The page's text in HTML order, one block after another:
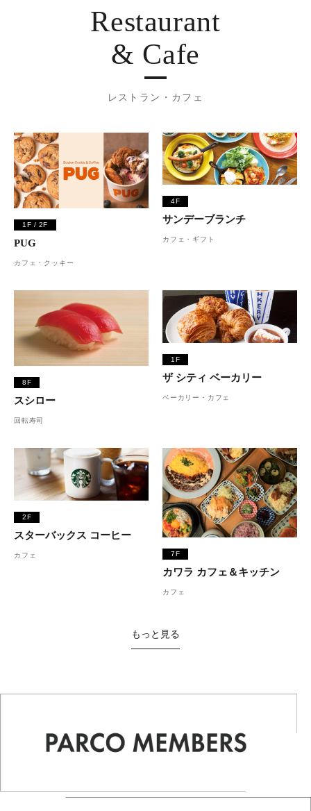
Restaurant
& Cafe
レストラン・カフェ
1F / 2F
PUG
カフェ・クッキー
4F
サンデーブランチ
カフェ・ギフト
8F
スシロー
回転寿司
1F
ザ シティ ベーカリー
ベーカリー・カフェ
2F
スターバックス コーヒー
カフェ 7F
カワラ カフェ＆キッチン
カフェ
もっと見る